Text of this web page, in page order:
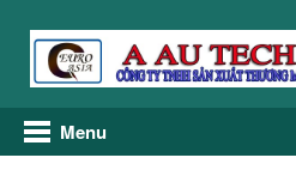
Menu